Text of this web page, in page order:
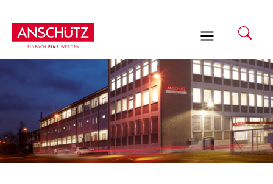
Inhalt
springen